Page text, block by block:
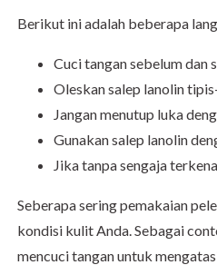
Berikut ini adalah beberapa
Cuci tangan sebelum dan
Oleskan salep lanolin
Jangan menutup luka
Gunakan salep lanolin
Jika tanpa sengaja
Seberapa sering pemakaian
kondisi kulit Anda. Sebagai
mencuci tangan untuk